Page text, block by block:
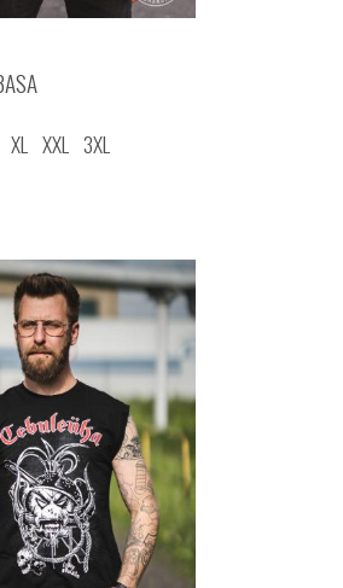
XL XXL 3XL